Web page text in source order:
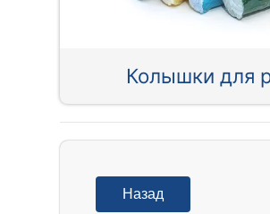
Колышки для
Назад